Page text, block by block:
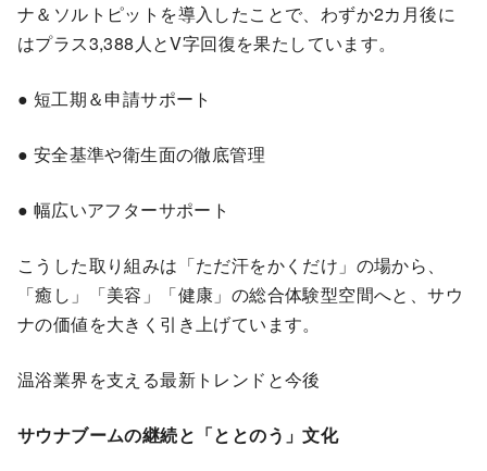
ナ＆ソルトピットを導入したことで、わずか2カ月後に
はプラス3,388人とV字回復を果たしています。
● 短工期＆申請サポート
● 安全基準や衛生面の徹底管理
● 幅広いアフターサポート
こうした取り組みは「ただ汗をかくだけ」の場から、
「癒し」「美容」「健康」の総合体験型空間へと、サウ
ナの価値を大きく引き上げています。
温浴業界を支える最新トレンドと今後
サウナブームの継続と「ととのう」文化